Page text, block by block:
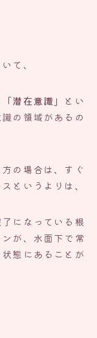
て、
「潜在意識」
とい
の領域があるの
の場合は、すぐ
というよりは、
になっている根
が、水面下で常
態にあることが